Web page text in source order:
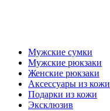
Мужские сумки
Мужские рюкзаки
Женские рюкзаки
Аксессуары из кожи
Подарки из кожи
Эксклюзив